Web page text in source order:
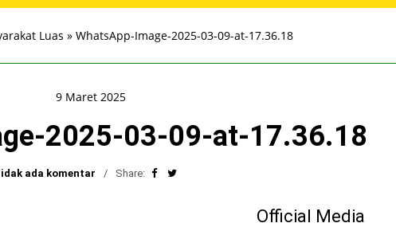
Luas » WhatsApp-Image-2025-03-09-at-17.36.18
9 Maret 2025
2025-03-09-at-17.36.18
ada komentar Share:
Official Media